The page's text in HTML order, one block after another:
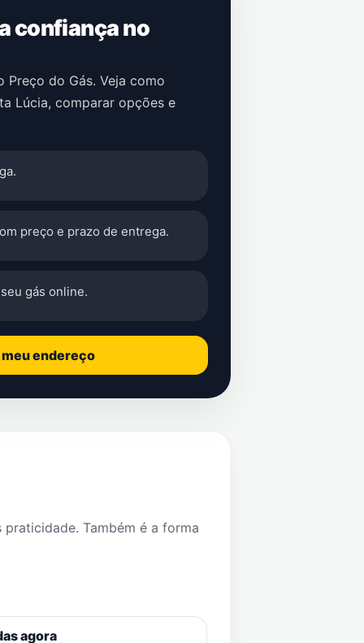
confiança no
do Gás. Veja como
Lúcia, comparar opções e
preço e prazo de entrega.
gás online.
endereço
Também é a forma
agora